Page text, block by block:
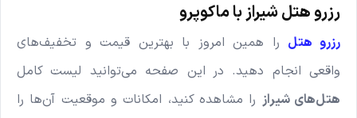
رزرو هتل شیراز با ماکوپرو
رزرو هتل را همین امروز با بهترین قیمت و تخفیف‌های
واقعی انجام دهید. در این صفحه می‌توانید لیست کامل
هتل‌های شیراز را مشاهده کنید، امکانات و موقعیت آن‌ها را